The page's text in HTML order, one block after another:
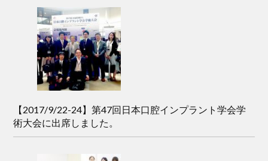
【2017/9/22-24】第47回日本口腔インプラント学会学
術大会に出席しました。